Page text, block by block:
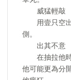
威猛輕敲
用壹只空出
側。
出其不意
在抽拉他時
他可能更為分